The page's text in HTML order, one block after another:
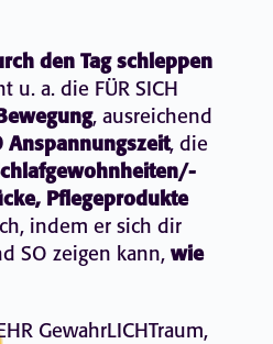
den Tag schleppen
u. a. die FÜR SICH
, ausreichend
Anspannungszeit, die
Pflegeprodukte
indem er sich dir
SO zeigen kann,wie
GewahrLICHTraum,